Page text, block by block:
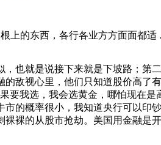
上的东西，各行各业方方面面都适
，也就是说接下来就是下坡路；
敌视心里，他们只知道股价高
要我选，我会选黄金，哪怕现在
的概率很小，我知道央行可以印
裸的从股市抢劫。美国用金融